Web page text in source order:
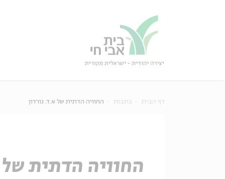
דף הבית כתבות החוויה הדתית של א.ד. גורדון
החוויה הדתית של